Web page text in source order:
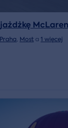
Praha, Most a 1 więcej